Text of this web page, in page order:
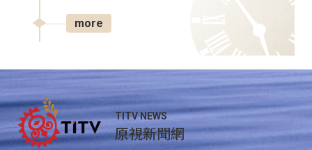
more
TITV NEWS
原視新聞網